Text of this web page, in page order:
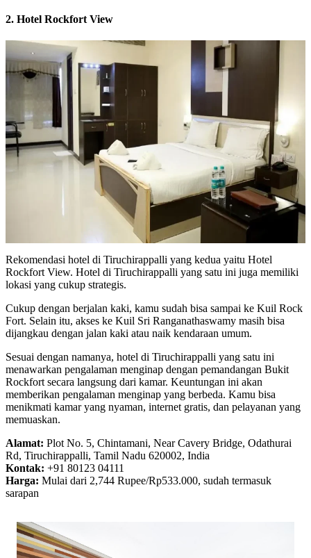
2. Hotel Rockfort View
Rekomendasi hotel di Tiruchirappalli yang kedua yaitu Hotel
Rockfort View. Hotel di Tiruchirappalli yang satu ini juga memiliki
lokasi yang cukup strategis.
Cukup dengan berjalan kaki, kamu sudah bisa sampai ke Kuil Rock
Fort. Selain itu, akses ke Kuil Sri Ranganathaswamy masih bisa
dijangkau dengan jalan kaki atau naik kendaraan umum.
Sesuai dengan namanya, hotel di Tiruchirappalli yang satu ini
menawarkan pengalaman menginap dengan pemandangan Bukit
Rockfort secara langsung dari kamar. Keuntungan ini akan
memberikan pengalaman menginap yang berbeda. Kamu bisa
menikmati kamar yang nyaman, internet gratis, dan pelayanan yang
memuaskan.
Alamat: Plot No. 5, Chintamani, Near Cavery Bridge, Odathurai
Rd, Tiruchirappalli, Tamil Nadu 620002, India
Kontak: +91 80123 04111
Harga: Mulai dari 2,744 Rupee/Rp533.000, sudah termasuk
sarapan